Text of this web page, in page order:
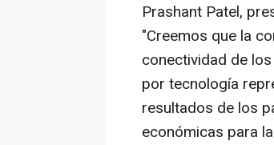
Prashant Patel,
"Creemos que la
conectividad de
por tecnología
resultados de los
económicas para